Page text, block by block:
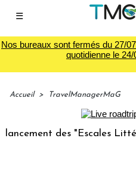
☰
Nos bureaux sont fermés du 27/
quotidienne le
Accueil > TravelManagerMaG
des "Escales